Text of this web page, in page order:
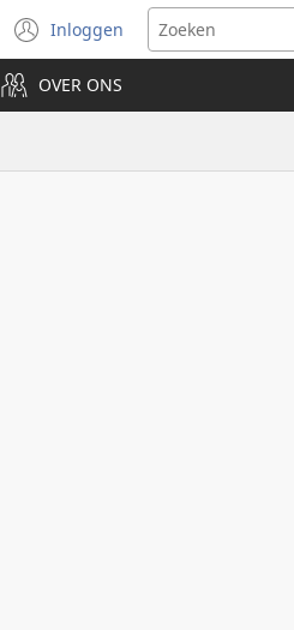
Inloggen
(opent
nieuw
venster)
OVER ONS